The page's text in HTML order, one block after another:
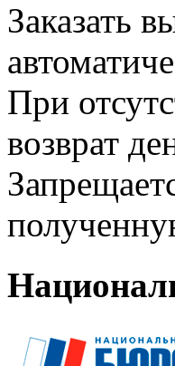
Заказать
При
возврат